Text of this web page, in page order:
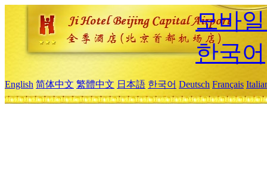
모바
한국어
English 简体中文 繁體中文 日本語 한국어 Deutsch Français